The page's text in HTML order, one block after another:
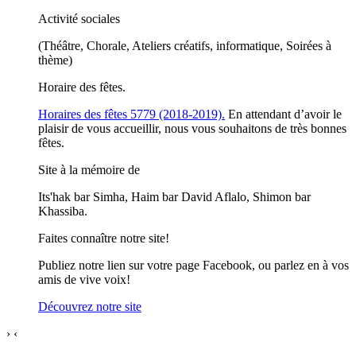
Activité sociales
(Théâtre, Chorale, Ateliers créatifs, informatique, Soirées à
thème)
Horaire des fêtes.
Horaires des fêtes 5779 (2018-2019). En attendant d’avoir le
plaisir de vous accueillir, nous vous souhaitons de très bonnes
fêtes.
Site à la mémoire de
Its'hak bar Simha, Haim bar David Aflalo, Shimon bar
Khassiba.
Faites connaître notre site!
Publiez notre lien sur votre page Facebook, ou parlez en à vos
amis de vive voix!
Découvrez notre site
› ‹